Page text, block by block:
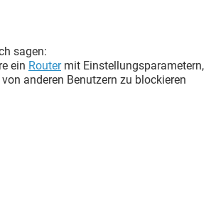
sagen:
ein Routermit Einstellungsparametern,
anderen Benutzern zu blockieren